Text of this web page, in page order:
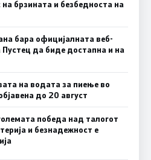
на брзината и безбедноста на
бара официјалната веб-
да биде достапна и на
на водата за пиење во
до 20 август
победа над талогот
и безнадежност е